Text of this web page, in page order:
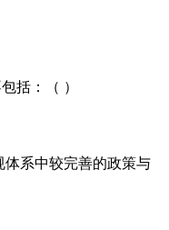
括：（ ）
系中较完善的政策与